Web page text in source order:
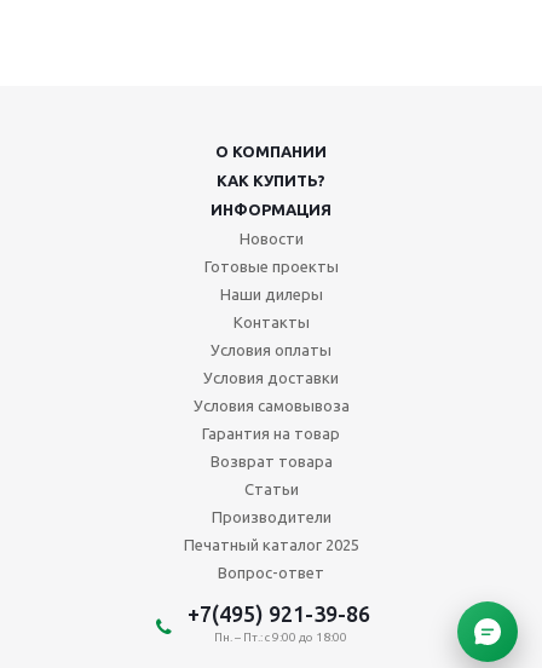
О КОМПАНИИ
КАК КУПИТЬ?
ИНФОРМАЦИЯ
Новости
Готовые проекты
Наши дилеры
Контакты
Условия оплаты
Условия доставки
Условия самовывоза
Гарантия на товар
Возврат товара
Статьи
Производители
Печатный каталог 2025
Вопрос-ответ
+7(495) 921-39-86
Пн. – Пт.: с 9:00 до 18:00